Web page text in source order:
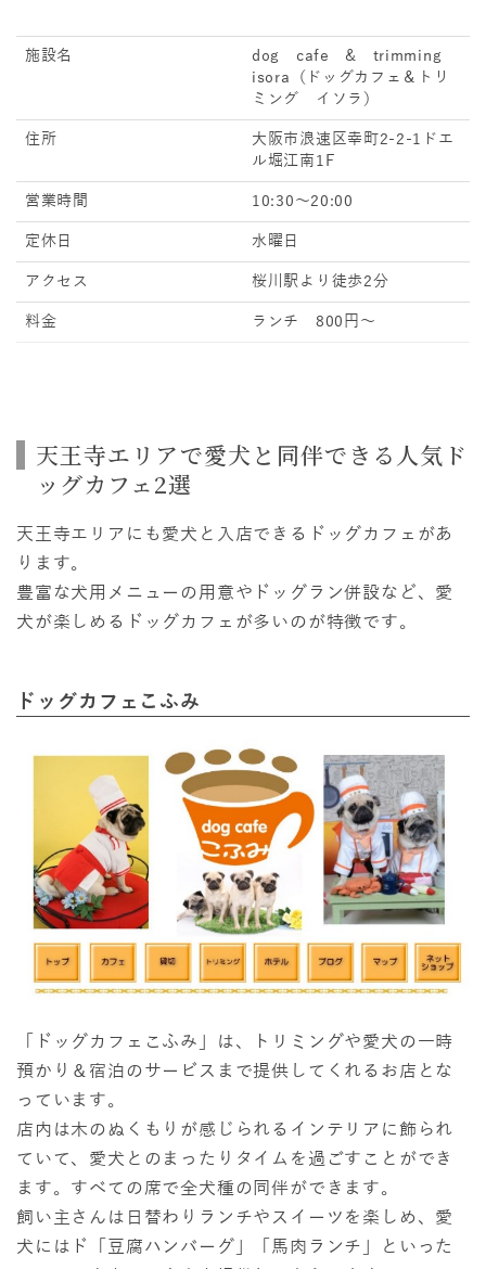
施設名
dog cafe & trimming
isora（ドッグカフェ＆トリ
ミング イソラ）
住所
大阪市浪速区幸町2-2-1ドエ
ル堀江南1F
営業時間 10:30～20:00
定休日 水曜日
アクセス 桜川駅より徒歩2分
料金 ランチ 800円～
天王寺エリアで愛犬と同伴できる人気ド
ッグカフェ2選
天王寺エリアにも愛犬と入店できるドッグカフェがあ
ります。
豊富な犬用メニューの用意やドッグラン併設など、愛
犬が楽しめるドッグカフェが多いのが特徴です。
ドッグカフェこふみ
「ドッグカフェこふみ」は、トリミングや愛犬の一時
預かり＆宿泊のサービスまで提供してくれるお店とな
っています。
店内は木のぬくもりが感じられるインテリアに飾られ
ていて、愛犬とのまったりタイムを過ごすことができ
ます。すべての席で全犬種の同伴ができます。
飼い主さんは日替わりランチやスイーツを楽しめ、愛
犬にはド「豆腐ハンバーグ」「馬肉ランチ」といった